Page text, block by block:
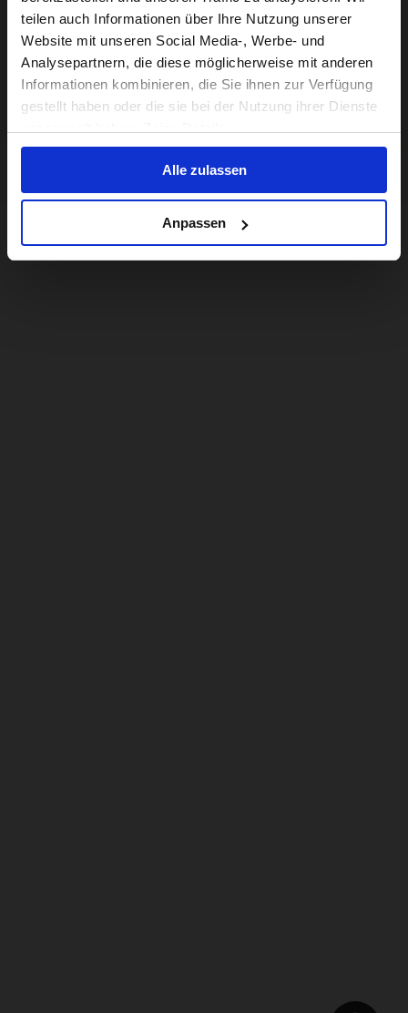
teilen auch Informationen über Ihre Nutzung unserer
Website mit unseren Social Media-, Werbe- und
Analysepartnern, die diese möglicherweise mit anderen
Informationen kombinieren, die Sie ihnen zur Verfügung
gestellt haben oder die sie bei der Nutzung ihrer Dienste
Alle zulassen
Anpassen
For a better experience, please visit our:
US website
No, stay here